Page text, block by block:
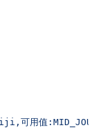
可用值